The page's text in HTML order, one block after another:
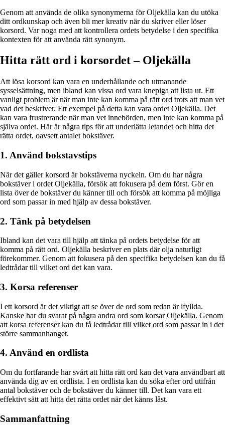
Genom att använda de olika synonymerna för Oljekälla kan du utöka
ditt ordkunskap och även bli mer kreativ när du skriver eller löser
korsord. Var noga med att kontrollera ordets betydelse i den specifika
kontexten för att använda rätt synonym.
Hitta rätt ord i korsordet – Oljekälla
Att lösa korsord kan vara en underhållande och utmanande
sysselsättning, men ibland kan vissa ord vara knepiga att lista ut. Ett
vanligt problem är när man inte kan komma på rätt ord trots att man vet
vad det beskriver. Ett exempel på detta kan vara ordet Oljekälla. Det
kan vara frustrerande när man vet innebörden, men inte kan komma på
själva ordet. Här är några tips för att underlätta letandet och hitta det
rätta ordet, oavsett antalet bokstäver.
1. Använd bokstavstips
När det gäller korsord är bokstäverna nyckeln. Om du har några
bokstäver i ordet Oljekälla, försök att fokusera på dem först. Gör en
lista över de bokstäver du känner till och försök att komma på möjliga
ord som passar in med hjälp av dessa bokstäver.
2. Tänk på betydelsen
Ibland kan det vara till hjälp att tänka på ordets betydelse för att
komma på rätt ord. Oljekälla beskriver en plats där olja naturligt
förekommer. Genom att fokusera på den specifika betydelsen kan du få
ledtrådar till vilket ord det kan vara.
3. Korsa referenser
I ett korsord är det viktigt att se över de ord som redan är ifyllda.
Kanske har du svarat på några andra ord som korsar Oljekälla. Genom
att korsa referenser kan du få ledtrådar till vilket ord som passar in i det
större sammanhanget.
4. Använd en ordlista
Om du fortfarande har svårt att hitta rätt ord kan det vara användbart att
använda dig av en ordlista. I en ordlista kan du söka efter ord utifrån
antal bokstäver och de bokstäver du känner till. Det kan vara ett
effektivt sätt att hitta det rätta ordet när det känns låst.
Sammanfattning